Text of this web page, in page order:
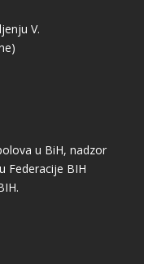
V.
u BiH, nadzor
Federacije BIH